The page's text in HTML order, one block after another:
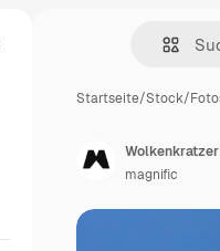
Startseite/Stock/
magnific